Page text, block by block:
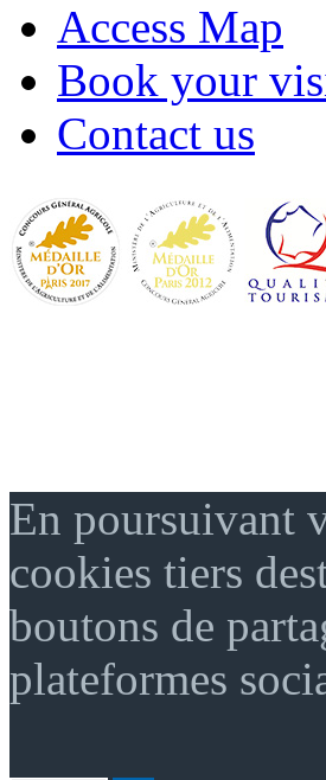
Access Map
Book your
Contact us
En poursuivant
cookies tiers
boutons de
plateformes